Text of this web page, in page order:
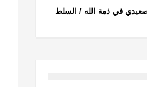
في ذمة الله / السلط